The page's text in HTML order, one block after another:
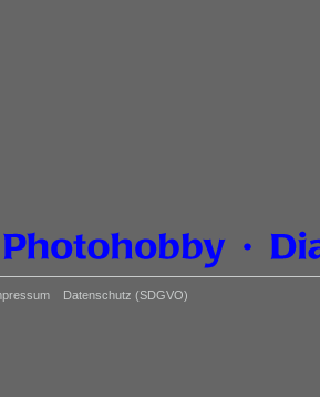
Datenschutz (SDGVO)